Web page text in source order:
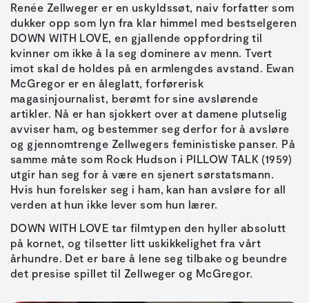
Renée Zellweger er en uskyldssøt, naiv forfatter som
dukker opp som lyn fra klar himmel med bestselgeren
DOWN WITH LOVE, en gjallende oppfordring til
kvinner om ikke å la seg dominere av menn. Tvert
imot skal de holdes på en armlengdes avstand. Ewan
McGregor er en åleglatt, forførerisk
magasinjournalist, berømt for sine avslørende
artikler. Nå er han sjokkert over at damene plutselig
avviser ham, og bestemmer seg derfor for å avsløre
og gjennomtrenge Zellwegers feministiske panser. På
samme måte som Rock Hudson i PILLOW TALK (1959)
utgir han seg for å være en sjenert sørstatsmann.
Hvis hun forelsker seg i ham, kan han avsløre for all
verden at hun ikke lever som hun lærer.
DOWN WITH LOVE tar filmtypen den hyller absolutt
på kornet, og tilsetter litt uskikkelighet fra vårt
århundre. Det er bare å lene seg tilbake og beundre
det presise spillet til Zellweger og McGregor.